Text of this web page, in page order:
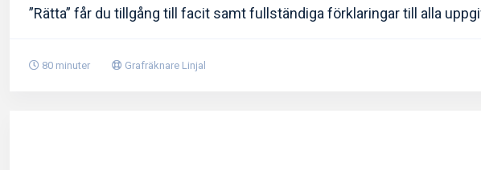
”Rätta” får du tillgång till facit samt fullständiga förklaringar till alla
80 minuter Grafräknare Linjal